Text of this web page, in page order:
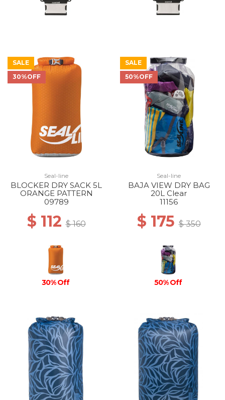
SALE
30%OFF
Seal-line
BLOCKER DRY SACK 5L
ORANGE PATTERN
09789
$ 112$ 160
30% Off
SALE
50%OFF
Seal-line
BAJA VIEW DRY BAG
20L Clear
11156
$ 175$ 350
50% Off